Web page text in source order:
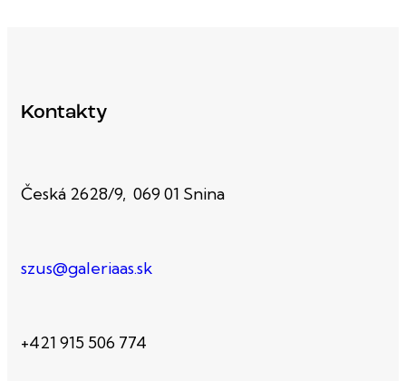
Kontakty
Česká 2628/9, 069 01 Snina
szus@galeriaas.sk
+421 915 506 774